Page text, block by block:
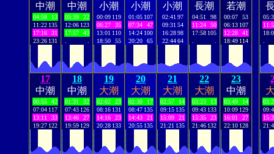
中潮
04:58
13
11:22 135
17:16
31
23:26 131
中潮
05:39
22
12:06 123
17:57
43
小潮
00:09 119
06:27
35
13:01 110
18:50
55
小潮
01:05 107
07:34
47
14:24 100
20:20
65
小潮
02:41 97
09:31 54
16:28 98
22:44 64
長潮
04:51
98
11:24
50
17:58 105
若潮
00:07
53
06:13 107
12:28
41
18:49 114
17
中潮
00:55
42
07:04 117
13:11
33
19:27 122
18
中潮
01:31
32
07:43 126
13:46
27
19:59 129
19
大潮
02:02
23
08:16 131
14:16
23
20:28 133
20
大潮
02:30
17
08:47 135
14:43
21
20:55 135
21
大潮
02:57
14
09:15 135
15:09
21
21:21 135
22
大潮
03:23
13
09:43 133
15:35
23
21:46 132
23
中潮
03:49
14
10:09 129
16:01
27
22:10 128